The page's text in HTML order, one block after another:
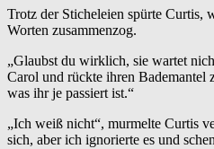
Trotz der Sticheleien spürte Curtis,
Worten zusammenzog.
„Glaubst du wirklich, sie wartet
Carol und rückte ihren Bademantel
was ihr je passiert ist.“
„Ich weiß nicht“, murmelte Curtis
sich, aber ich ignorierte es und